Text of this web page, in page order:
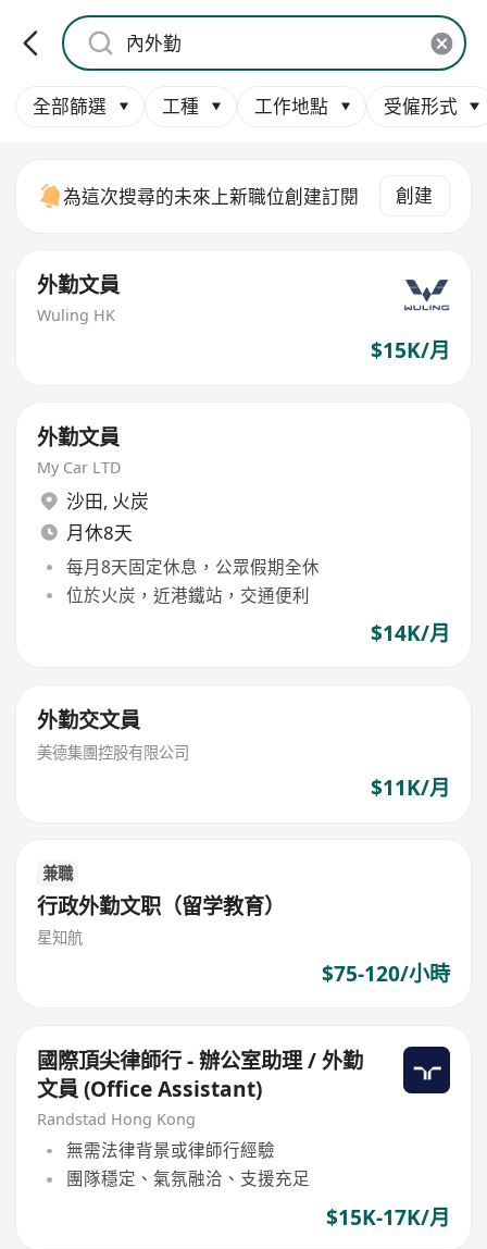
全部篩選 工種 工作地點 受僱形式
為這次搜尋的未來上新職位創建訂閱 創建
外勤文員
Wuling HK
$15K/月
外勤文員
My Car LTD
沙田, 火炭
月休8天
每月8天固定休息，公眾假期全休
位於火炭，近港鐵站，交通便利
$14K/月
外勤交文員
美德集團控股有限公司
$11K/月
兼職
行政外勤文职（留学教育）
星知航
$75-120/小時
國際頂尖律師行 - 辦公室助理 / 外勤
文員 (Office Assistant)
Randstad Hong Kong
無需法律背景或律師行經驗
團隊穩定、氣氛融洽、支援充足
$15K-17K/月